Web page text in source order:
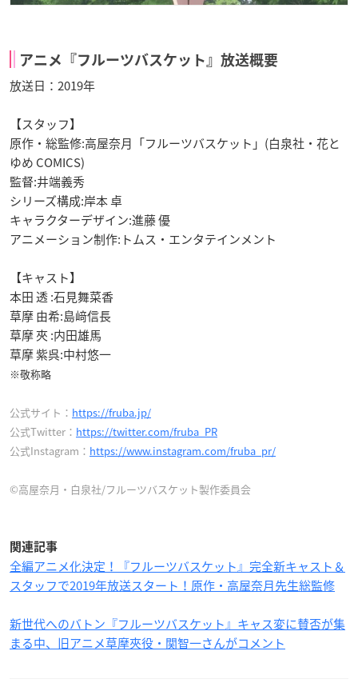
アニメ『フルーツバスケット』放送概要
放送日：2019年
【スタッフ】
原作・総監修:高屋奈月「フルーツバスケット」(白泉社・花と
ゆめ COMICS)
監督:井端義秀
シリーズ構成:岸本 卓
キャラクターデザイン:進藤 優
アニメーション制作:トムス・エンタテインメント
【キャスト】
本田 透 :石見舞菜香
草摩 由希:島﨑信長
草摩 夾 :内田雄馬
草摩 紫呉:中村悠一
※敬称略
公式サイト： https://fruba.jp/
公式Twitter： https://twitter.com/fruba_PR
公式Instagram： https://www.instagram.com/fruba_pr/
©高屋奈月・白泉社/フルーツバスケット製作委員会
関連記事
全編アニメ化決定！『フルーツバスケット』完全新キャスト＆
スタッフで2019年放送スタート！原作・高屋奈月先生総監修
新世代へのバトン『フルーツバスケット』キャス変に賛否が集
まる中、旧アニメ草摩夾役・関智一さんがコメント